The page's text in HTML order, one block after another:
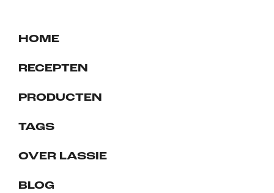
HOME
RECEPTEN
PRODUCTEN
TAGS
OVER LASSIE
BLOG